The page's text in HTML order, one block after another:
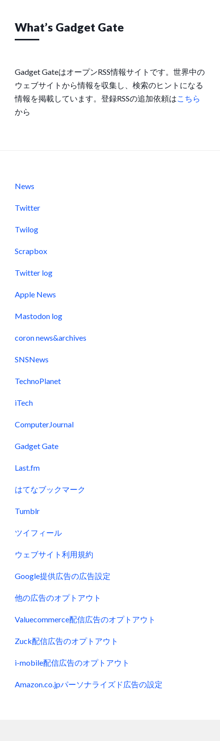
What’s Gadget Gate
Gadget GateはオープンRSS情報サイトです。世界中の
ウェブサイトから情報を収集し、検索のヒントになる
情報を掲載しています。登録RSSの追加依頼は こちら
から
News
Twitter
Twilog
Scrapbox
Twitter log
Apple News
Mastodon log
coron news&archives
SNSNews
TechnoPlanet
iTech
ComputerJournal
Gadget Gate
Last.fm
はてなブックマーク
Tumblr
ツイフィール
ウェブサイト利用規約
Google提供広告の広告設定
他の広告のオプトアウト
Valuecommerce配信広告のオプトアウト
Zuck配信広告のオプトアウト
i-mobile配信広告のオプトアウト
Amazon.co.jpパーソナライズド広告の設定